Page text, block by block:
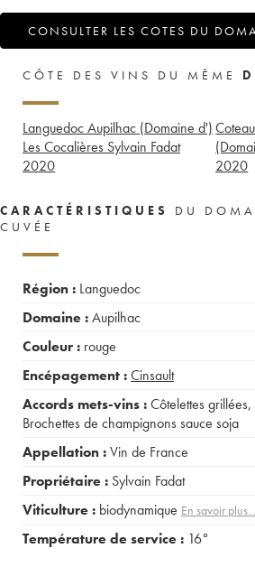
CONSULTER LES COTES DU
CÔTE DES VINS DU MÊME
Languedoc Aupilhac (Domaine d')
Les Cocalières Sylvain Fadat
2020
2020
CARACTÉRISTIQUES
DU
CUVÉE
Région : Languedoc
Domaine :Aupilhac
Couleur : rouge
Encépagement :Cinsault
Accords mets-vins :Côtelettes grillées,
Brochettes de champignons sauce soja
Appellation :Vin de France
Propriétaire : Sylvain Fadat
Viticulture : biodynamique En savoir plus...
Température de service : 16°